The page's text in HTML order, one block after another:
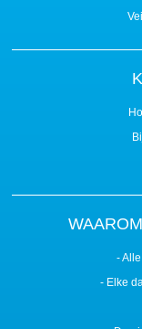
-
- Elke